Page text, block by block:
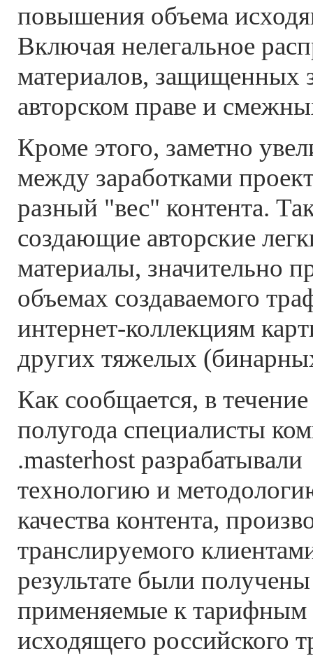
повышения объема
Включая нелегальное
материалов, защищенных
авторском праве и
Кроме этого, заметно
между заработками
разный "вес" контента.
создающие авторские
материалы, значительно
объемах создаваемого
интернет-коллекциям
других тяжелых
Как сообщается, в
полугода специалисты
.masterhost разрабатывали
технологию и
качества контента,
транслируемого
результате были
применяемые к тарифным
исходящего российского